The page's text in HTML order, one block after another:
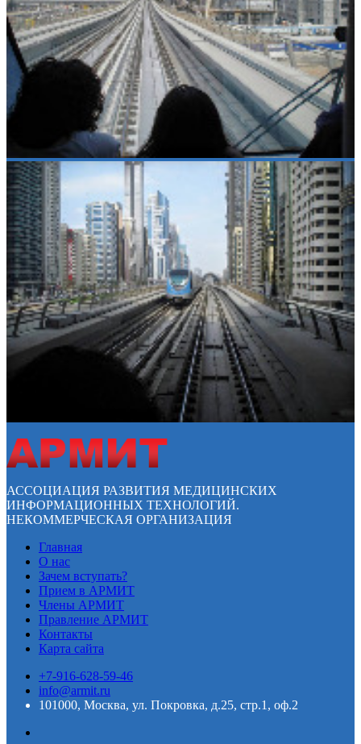
АССОЦИАЦИЯ РАЗВИТИЯ МЕДИЦИНСКИХ
ИНФОРМАЦИОННЫХ ТЕХНОЛОГИЙ.
НЕКОММЕРЧЕСКАЯ ОРГАНИЗАЦИЯ
Главная
О нас
Зачем вступать?
Прием в АРМИТ
Члены АРМИТ
Правление АРМИТ
Контакты
Карта сайта
+7-916-628-59-46
info@armit.ru
101000, Москва, ул. Покровка, д.25, стр.1, оф.2